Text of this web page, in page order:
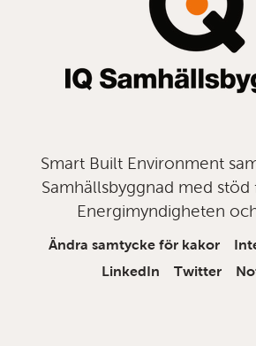
Smart Built Environment
Samhällsbyggnad med stöd
Energimyndigheten
Ändra samtycke för kakor
LinkedIn
Twitter